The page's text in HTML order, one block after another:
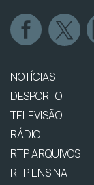
NOTÍCIAS
DESPORTO
TELEVISÃO
RÁDIO
RTP ARQUIVOS
RTP ENSINA